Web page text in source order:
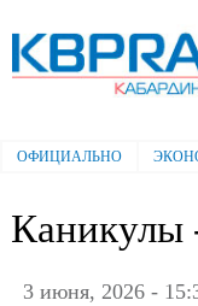
Электронная газета
Балкарская правда"
Главное меню
ОФИЦИАЛЬНО
Каникулы
3 июня, 2026 -